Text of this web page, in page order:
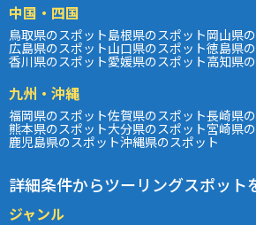
中国・四国
鳥取県のスポット島根県のスポット岡山県
広島県のスポット山口県のスポット徳島県
香川県のスポット愛媛県のスポット高知県
九州・沖縄
福岡県のスポット佐賀県のスポット長崎県
熊本県のスポット大分県のスポット宮崎県
鹿児島県のスポット沖縄県のスポット
詳細条件からツーリングスポット
ジャンル